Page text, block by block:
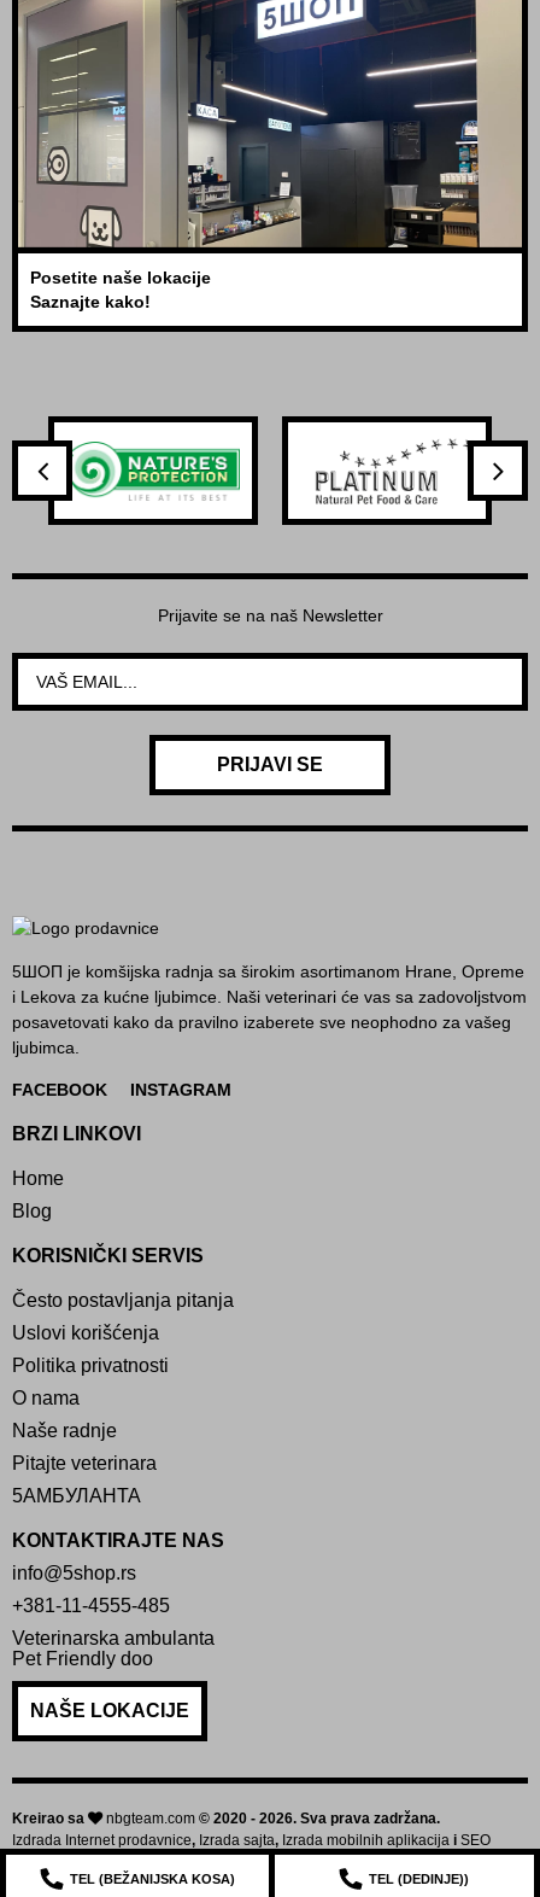
Posetite naše lokacije
Saznajte kako!
Prijavite se na naš Newsletter
PRIJAVI SE
5ШОП je komšijska radnja sa širokim asortimanom Hrane, Opreme
i Lekova za kućne ljubimce. Naši veterinari će vas sa zadovoljstvom
posavetovati kako da pravilno izaberete sve neophodno za vašeg
ljubimca.
FACEBOOK INSTAGRAM
BRZI LINKOVI
Home
Blog
KORISNIČKI SERVIS
Često postavljanja pitanja
Uslovi korišćenja
Politika privatnosti
O nama
Naše radnje
Pitajte veterinara
5АМБУЛАНТА
KONTAKTIRAJTE NAS
info@5shop.rs
+381-11-4555-485
Veterinarska ambulanta
Pet Friendly doo
NAŠE LOKACIJE
Kreirao sa nbgteam.com © 2020 - 2026. Sva prava zadržana.
Izdrada Internet prodavnice, Izrada sajta, Izrada mobilnih aplikacija i SEO
TEL (BEŽANIJSKA KOSA) TEL (DEDINJE))